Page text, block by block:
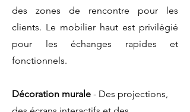
des zones de rencontre pour les
clients. Le mobilier haut est privilégié
pour les échanges rapides et
fonctionnels.
Décoration murale - Des projections,